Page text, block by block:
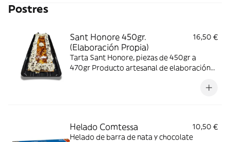
Postres
Sant Honore 450gr.
(Elaboración Propia)
16,50 €
Tarta Sant Honore, piezas de 450gr a
470gr Producto artesanal de elaboración
Helado Comtessa
10,50 €
Helado de barra de nata y chocolate